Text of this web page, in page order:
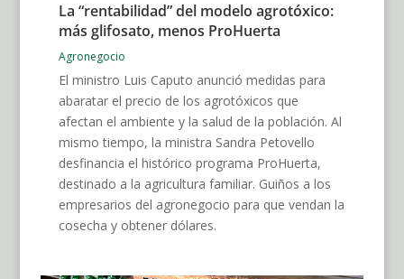
La “rentabilidad” del modelo agrotóxico:
más glifosato, menos ProHuerta
Agronegocio
El ministro Luis Caputo anunció medidas para
abaratar el precio de los agrotóxicos que
afectan el ambiente y la salud de la población. Al
mismo tiempo, la ministra Sandra Petovello
desfinancia el histórico programa ProHuerta,
destinado a la agricultura familiar. Guiños a los
empresarios del agronegocio para que vendan la
cosecha y obtener dólares.